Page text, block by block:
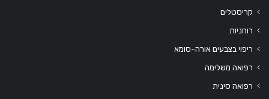
קריסטלים
רוחניות
ריפוי בצבעים אורה-סומא
רפואה משלימה
רפואה סינית